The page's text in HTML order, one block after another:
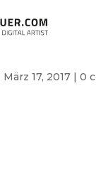
März 17, 2017| 0